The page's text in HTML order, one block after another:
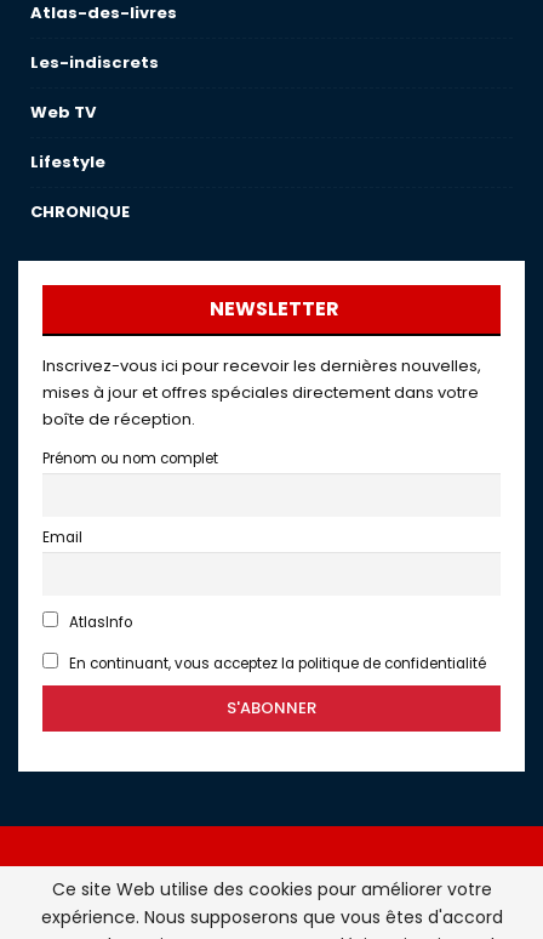
Atlas-des-livres
Les-indiscrets
Web TV
Lifestyle
CHRONIQUE
NEWSLETTER
Inscrivez-vous ici pour recevoir les dernières nouvelles,
mises à jour et offres spéciales directement dans votre
boîte de réception.
Prénom ou nom complet
Email
AtlasInfo
En continuant, vous acceptez la politique de confidentialité
Atlasinfo.fr : l'essentiel de l'actualité de la France et du
Ce site Web utilise des cookies pour améliorer votre
expérience. Nous supposerons que vous êtes d'accord